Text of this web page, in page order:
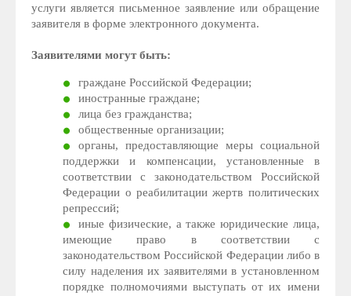
услуги является письменное заявление или обращение
заявителя в форме электронного документа.
Заявителями могут быть:
граждане Российской Федерации;
иностранные граждане;
лица без гражданства;
общественные организации;
органы, предоставляющие меры социальной
поддержки и компенсации, установленные в
соответствии с законодательством Российской
Федерации о реабилитации жертв политических
репрессий;
иные физические, а также юридические лица,
имеющие право в соответствии с
законодательством Российской Федерации либо в
силу наделения их заявителями в установленном
порядке полномочиями выступать от их имени